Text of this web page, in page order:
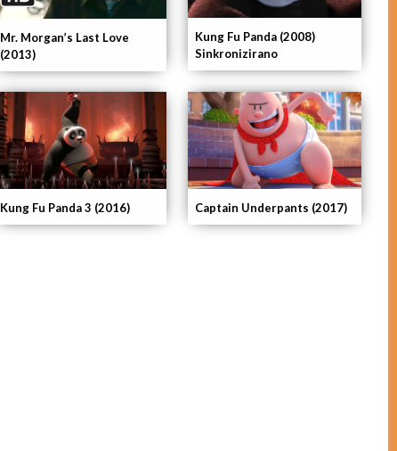
Captain Underpants (2017)
Kung Fu Panda 3 (2016)
Kung Fu Panda (2008)
Sinkronizirano
Mr. Morgan’s Last Love
(2013)